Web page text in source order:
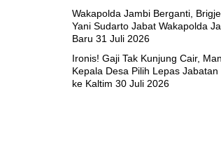
Wakapolda Jambi Berganti,
Yani Sudarto Jabat Wakapolda
Baru 31 Juli 2026
Ironis! Gaji Tak Kunjung Cair,
Kepala Desa Pilih Lepas Jabatan
ke Kaltim 30 Juli 2026